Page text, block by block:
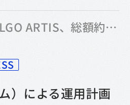
かの ALGO ARTIS、総額約6.9億円の資金調達を実施
リー
）による運用計画